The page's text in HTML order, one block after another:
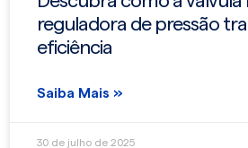
reguladora de pressão
eficiência
Saiba Mais »
30 de julho de 2025